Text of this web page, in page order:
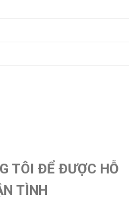
TÔI ĐỂ ĐƯỢC HỖ
TÌNH